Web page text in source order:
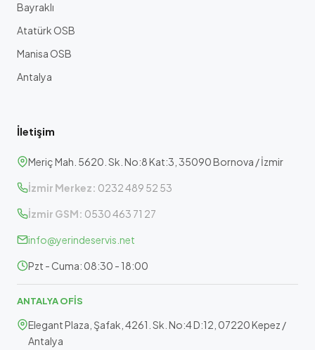
Bayraklı
Atatürk OSB
Manisa OSB
Antalya
İletişim
Meriç Mah. 5620. Sk. No:8 Kat:3, 35090 Bornova / İzmir
İzmir Merkez: 0232 489 52 53
İzmir GSM: 0530 463 71 27
info@yerindeservis.net
Pzt - Cuma: 08:30 - 18:00
ANTALYA OFİS
Elegant Plaza, Şafak, 4261. Sk. No:4 D:12, 07220 Kepez /
Antalya